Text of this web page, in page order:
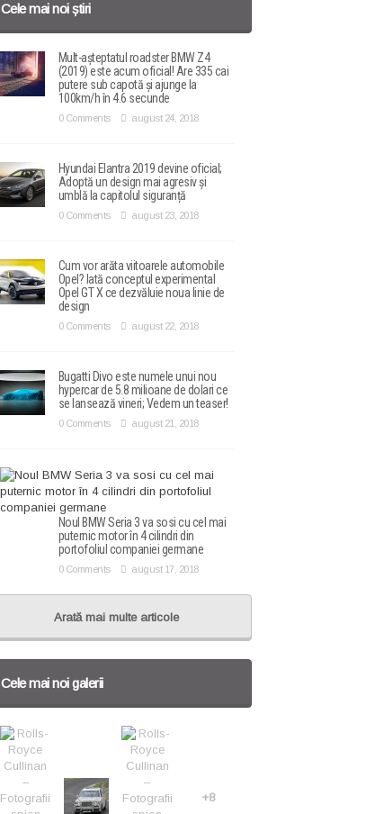
Cele mai noi știri
Mult-așteptatul roadster BMW Z4
(2019) este acum oficial! Are 335 cai
putere sub capotă și ajunge la
100km/h în 4.6 secunde
0 Comments august 24, 2018
Hyundai Elantra 2019 devine oficial;
Adoptă un design mai agresiv și
umblă la capitolul siguranță
0 Comments august 23, 2018
Cum vor arăta viitoarele automobile
Opel? Iată conceptul experimental
Opel GT X ce dezvăluie noua linie de
design
0 Comments august 22, 2018
Bugatti Divo este numele unui nou
hypercar de 5.8 milioane de dolari ce
se lansează vineri; Vedem un teaser!
0 Comments august 21, 2018
Noul BMW Seria 3 va sosi cu cel mai
puternic motor în 4 cilindri din
portofoliul companiei germane
0 Comments august 17, 2018
Arată mai multe articole
Cele mai noi galerii
+8